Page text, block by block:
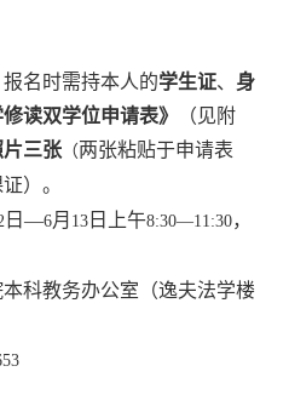
名时需持本人的学生证、 身
修读双学位申请表》
（见附
三张 （两张粘贴于申请表
）。
日 —6月 13 日上午8:30—11:30，
科教务办公室（逸夫法学楼